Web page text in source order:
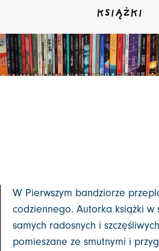
KSIĄŻKI
W Pierwszym bandziorze
codziennego. Autorka książki w
samych radosnych i
pomieszane ze smutnymi i